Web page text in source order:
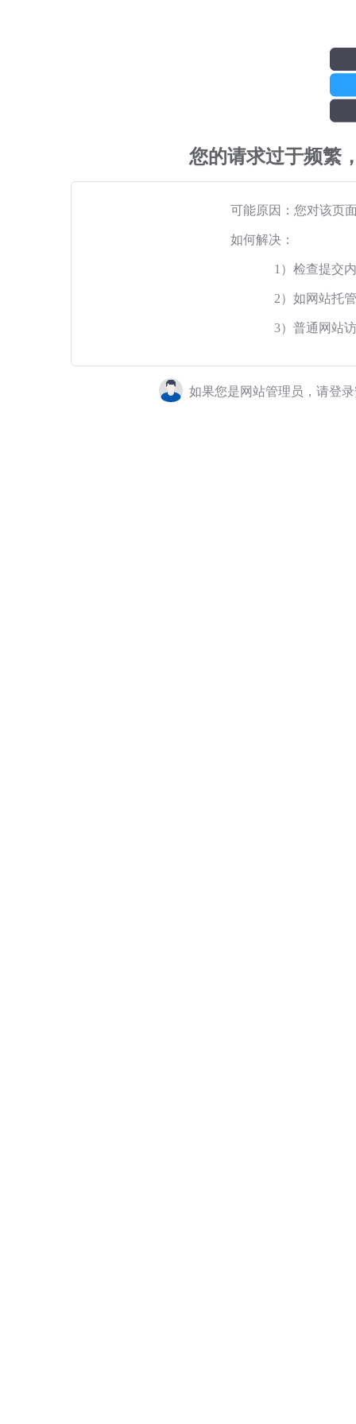
您的请求过于频繁
可能原因：您对该页
如何解决：
1）检查提交
2）如网站托
3）普通网站
如果您是网站管理员，请登